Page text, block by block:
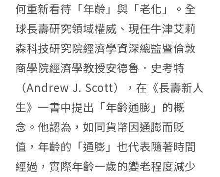
何重新看待「年齡」與「老化」。全
球長壽研究領域權威、現任牛津艾莉
森科技研究院經濟學資深總監暨倫敦
商學院經濟學教授安德魯．史考特
（Andrew J. Scott），在《長壽新人
生》一書中提出「年齡通膨」的概
念。他認為，如同貨幣因通膨而貶
值，年齡的「通膨」也代表隨著時間
經過，實際年齡一歲的變老程度減少